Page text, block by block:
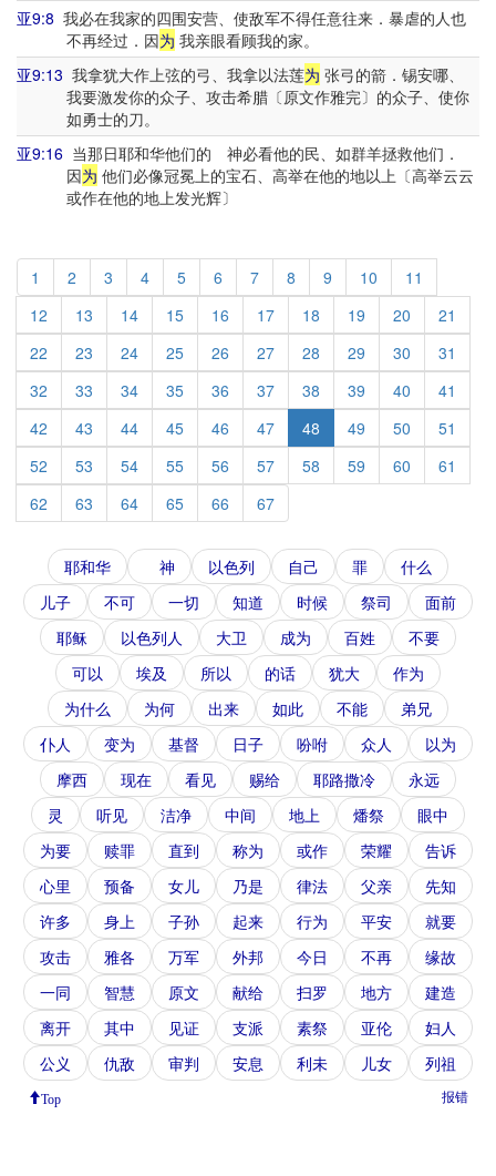
亚9:8 我必在我家的四围安营、使敌军不得任意往来．暴虐的人也
不再经过．因为 我亲眼看顾我的家。
亚9:13 我拿犹大作上弦的弓、我拿以法莲为 张弓的箭．锡安哪、
我要激发你的众子、攻击希腊〔原文作雅完〕的众子、使你
如勇士的刀。
亚9:16 当那日耶和华他们的 神必看他的民、如群羊拯救他们．
因为 他们必像冠冕上的宝石、高举在他的地以上〔高举云云
或作在他的地上发光辉〕
1 2 3 4 5 6 7 8 9 10
11
12
13 14 15 16 17 18 19 20
21
22
23 24 25 26 27 28 29 30
31
32
33 34 35 36 37 38 39 40
41
42
43 44 45 46 47 48 49 50
51
52
53 54 55 56 57 58 59 60
61
62
63 64 65 66 67
耶和华 神 以色列 自己 罪
什么
儿子
不可 一切 知道 时候 祭司
面前
耶稣
以色列人 大卫 成为 百姓
不要
可以
埃及 所以 的话 犹大
作为
为什么
为何 出来 如此 不能
弟兄
仆人
变为 基督 日子 吩咐 众人
以为
摩西
现在 看见 赐给 耶路撒冷
永远
灵
听见 洁净 中间 地上 燔祭
眼中
为要
赎罪 直到 称为 或作 荣耀
告诉
心里
预备 女儿 乃是 律法 父亲
先知
许多
身上 子孙 起来 行为 平安
就要
攻击
雅各 万军 外邦 今日 不再
缘故
一同
智慧 原文 献给 扫罗 地方
建造
离开
其中 见证 支派 素祭 亚伦
妇人
公义
仇敌 审判 安息 利未 儿女 列祖
Top 报错